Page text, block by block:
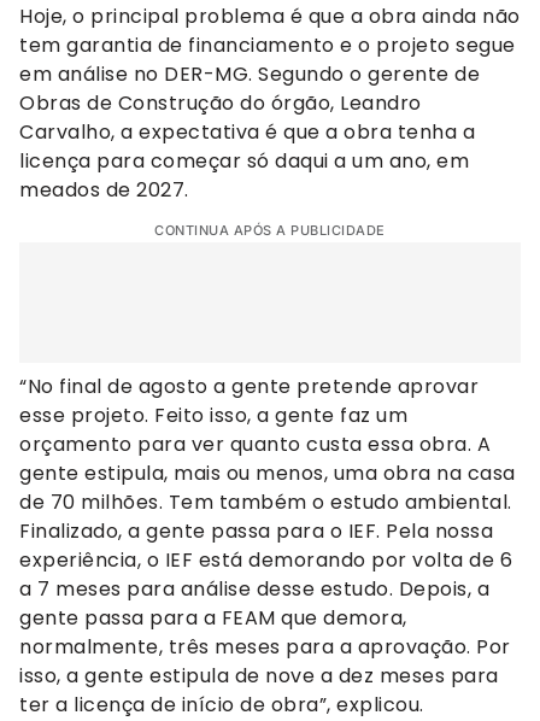
Hoje, o principal problema é que a obra ainda não
tem garantia de financiamento e o projeto segue
em análise no DER-MG. Segundo o gerente de
Obras de Construção do órgão, Leandro
Carvalho, a expectativa é que a obra tenha a
licença para começar só daqui a um ano, em
meados de 2027.
CONTINUA APÓS A PUBLICIDADE
“No final de agosto a gente pretende aprovar
esse projeto. Feito isso, a gente faz um
orçamento para ver quanto custa essa obra. A
gente estipula, mais ou menos, uma obra na casa
de 70 milhões. Tem também o estudo ambiental.
Finalizado, a gente passa para o IEF. Pela nossa
experiência, o IEF está demorando por volta de 6
a 7 meses para análise desse estudo. Depois, a
gente passa para a FEAM que demora,
normalmente, três meses para a aprovação. Por
isso, a gente estipula de nove a dez meses para
ter a licença de início de obra”, explicou.